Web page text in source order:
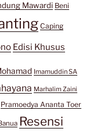
Mawardi Beni
Caping
Edisi Khusus
Imamuddin SA
Marhalim Zaini
Pramoedya Ananta Toer
Resensi